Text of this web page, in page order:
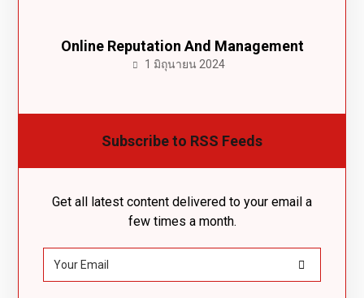
Online Reputation And Management
1 มิถุนายน 2024
Subscribe to RSS Feeds
Get all latest content delivered to your email a
few times a month.